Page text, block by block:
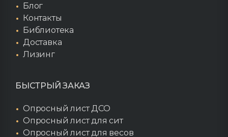
Блог
Контакты
Библиотека
Доставка
Лизинг
БЫСТРЫЙ ЗАКАЗ
Опросный лист ДСО
Опросный лист для сит
Опросный лист для весов